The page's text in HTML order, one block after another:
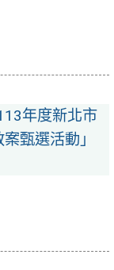
年度新北市
甄選活動」